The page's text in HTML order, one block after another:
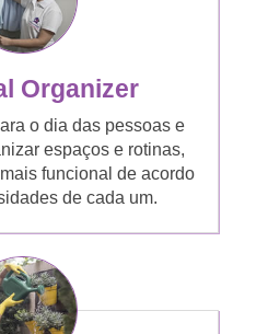
Organizer
o dia das pessoas e
espaços e rotinas,
funcional de acordo
de cada um.